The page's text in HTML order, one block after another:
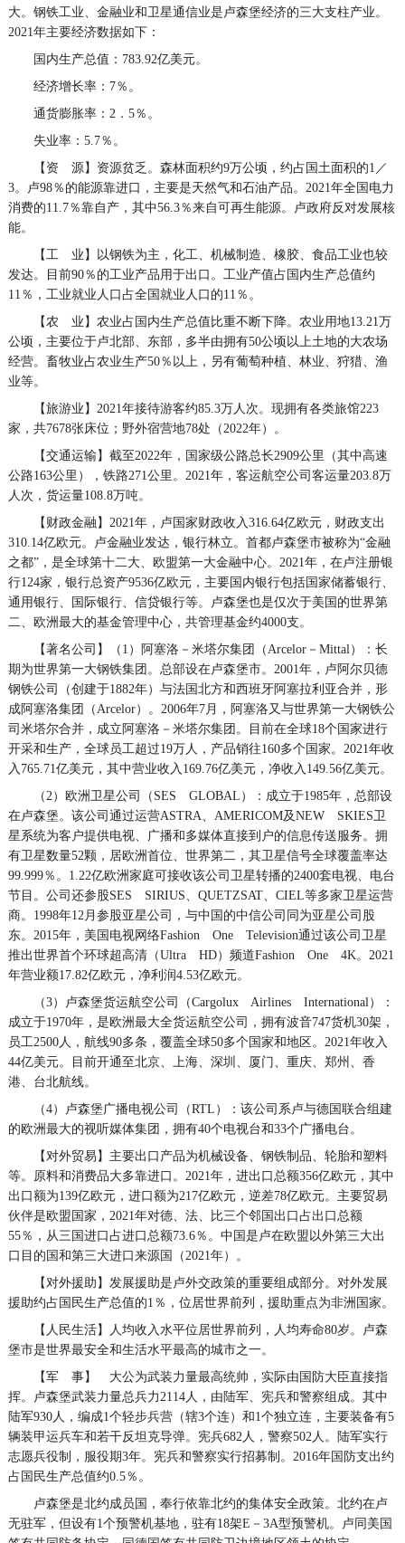
大。钢铁工业、金融业和卫星通信业是卢森堡经济的三大支柱产业。
2021年主要经济数据如下：
国内生产总值：783.92亿美元。
经济增长率：7％。
通货膨胀率：2．5％。
失业率：5.7％。
【资 源】资源贫乏。森林面积约9万公顷，约占国土面积的1／
3。卢98％的能源靠进口，主要是天然气和石油产品。2021年全国电力
消费的11.7％靠自产，其中56.3％来自可再生能源。卢政府反对发展核
能。
【工 业】以钢铁为主，化工、机械制造、橡胶、食品工业也较
发达。目前90％的工业产品用于出口。工业产值占国内生产总值约
11％，工业就业人口占全国就业人口的11％。
【农 业】农业占国内生产总值比重不断下降。农业用地13.21万
公顷，主要位于卢北部、东部，多半由拥有50公顷以上土地的大农场
经营。畜牧业占农业生产50％以上，另有葡萄种植、林业、狩猎、渔
业等。
【旅游业】2021年接待游客约85.3万人次。现拥有各类旅馆223
家，共7678张床位；野外宿营地78处（2022年）。
【交通运输】截至2022年，国家级公路总长2909公里（其中高速
公路163公里），铁路271公里。2021年，客运航空公司客运量203.8万
人次，货运量108.8万吨。
【财政金融】2021年，卢国家财政收入316.64亿欧元，财政支出
310.14亿欧元。卢金融业发达，银行林立。首都卢森堡市被称为“金融
之都”，是全球第十二大、欧盟第一大金融中心。2021年，在卢注册银
行124家，银行总资产9536亿欧元，主要国内银行包括国家储蓄银行、
通用银行、国际银行、信贷银行等。卢森堡也是仅次于美国的世界第
二、欧洲最大的基金管理中心，共管理基金约4000支。
【著名公司】（1）阿塞洛－米塔尔集团（Arcelor－Mittal）：长
期为世界第一大钢铁集团。总部设在卢森堡市。2001年，卢阿尔贝德
钢铁公司（创建于1882年）与法国北方和西班牙阿塞拉利亚合并，形
成阿塞洛集团（Arcelor）。2006年7月，阿塞洛又与世界第一大钢铁公
司米塔尔合并，成立阿塞洛－米塔尔集团。目前在全球18个国家进行
开采和生产，全球员工超过19万人，产品销往160多个国家。2021年收
入765.71亿美元，其中营业收入169.76亿美元，净收入149.56亿美元。
（2）欧洲卫星公司（SES GLOBAL）：成立于1985年，总部设
在卢森堡。该公司通过运营ASTRA、AMERICOM及NEW SKIES卫
星系统为客户提供电视、广播和多媒体直接到户的信息传送服务。拥
有卫星数量52颗，居欧洲首位、世界第二，其卫星信号全球覆盖率达
99.999％。1.22亿欧洲家庭可接收该公司卫星转播的2400套电视、电台
节目。公司还参股SES SIRIUS、QUETZSAT、CIEL等多家卫星运营
商。1998年12月参股亚星公司，与中国的中信公司同为亚星公司股
东。2015年，美国电视网络Fashion One Television通过该公司卫星
推出世界首个环球超高清（Ultra HD）频道Fashion One 4K。2021
年营业额17.82亿欧元，净利润4.53亿欧元。
（3）卢森堡货运航空公司（Cargolux Airlines International）：
成立于1970年，是欧洲最大全货运航空公司，拥有波音747货机30架，
员工2500人，航线90多条，覆盖全球50多个国家和地区。2021年收入
44亿美元。目前开通至北京、上海、深圳、厦门、重庆、郑州、香
港、台北航线。
（4）卢森堡广播电视公司（RTL）：该公司系卢与德国联合组建
的欧洲最大的视听媒体集团，拥有40个电视台和33个广播电台。
【对外贸易】主要出口产品为机械设备、钢铁制品、轮胎和塑料
等。原料和消费品大多靠进口。2021年，进出口总额356亿欧元，其中
出口额为139亿欧元，进口额为217亿欧元，逆差78亿欧元。主要贸易
伙伴是欧盟国家，2021年对德、法、比三个邻国出口占出口总额
55％，从三国进口占进口总额73.6％。中国是卢在欧盟以外第三大出
口目的国和第三大进口来源国（2021年）。
【对外援助】发展援助是卢外交政策的重要组成部分。对外发展
援助约占国民生产总值的1％，位居世界前列，援助重点为非洲国家。
【人民生活】人均收入水平位居世界前列，人均寿命80岁。卢森
堡市是世界最安全和生活水平最高的城市之一。
【军 事】 大公为武装力量最高统帅，实际由国防大臣直接指
挥。卢森堡武装力量总兵力2114人，由陆军、宪兵和警察组成。其中
陆军930人，编成1个轻步兵营（辖3个连）和1个独立连，主要装备有5
辆装甲运兵车和若干反坦克导弹。宪兵682人，警察502人。陆军实行
志愿兵役制，服役期3年。宪兵和警察实行招募制。2016年国防支出约
占国民生产总值约0.5％。
卢森堡是北约成员国，奉行依靠北约的集体安全政策。北约在卢
无驻军，但设有1个预警机基地，驻有18架E－3A型预警机。卢同美国